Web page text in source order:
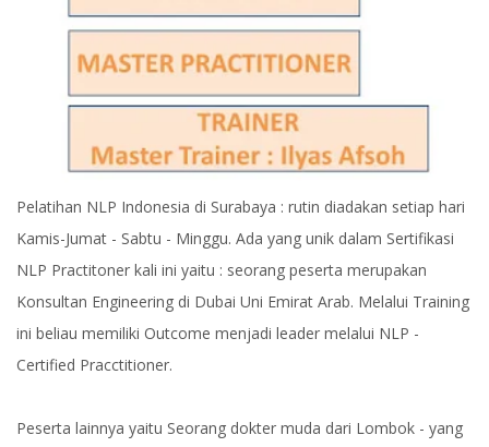
Pelatihan NLP Indonesia di Surabaya : rutin diadakan setiap hari
Kamis-Jumat - Sabtu - Minggu. Ada yang unik dalam Sertifikasi
NLP Practitoner kali ini yaitu : seorang peserta merupakan
Konsultan Engineering di Dubai Uni Emirat Arab. Melalui Training
ini beliau memiliki Outcome menjadi leader melalui NLP -
Certified Pracctitioner.
Peserta lainnya yaitu Seorang dokter muda dari Lombok - yang